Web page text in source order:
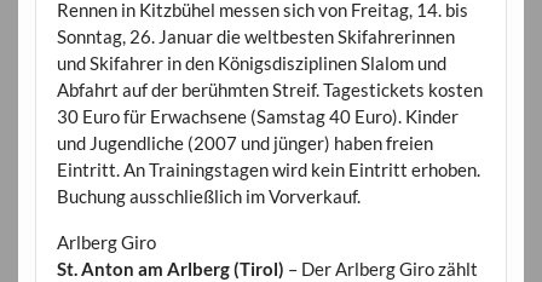
Rennen in Kitzbühel messen sich von Freitag, 14. bis
Sonntag, 26. Januar die weltbesten Skifahrerinnen
und Skifahrer in den Königsdisziplinen Slalom und
Abfahrt auf der berühmten Streif. Tagestickets kosten
30 Euro für Erwachsene (Samstag 40 Euro). Kinder
und Jugendliche (2007 und jünger) haben freien
Eintritt. An Trainingstagen wird kein Eintritt erhoben.
Buchung ausschließlich im Vorverkauf.
Arlberg Giro
St. Anton am Arlberg (Tirol) – Der Arlberg Giro zählt